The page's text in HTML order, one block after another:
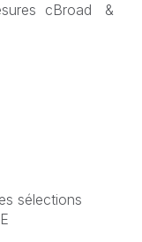
cBroad &
sélections